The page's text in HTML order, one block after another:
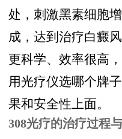
处，刺激黑素细胞
成，达到治疗白癜
更科学、效率很高
用光疗仪选哪个牌
果和安全性上面。
308光疗的治疗过程